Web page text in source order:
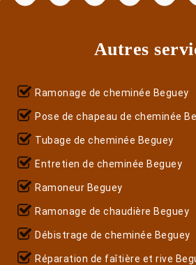
Autres
Ramonage de cheminée Beguey
Pose de chapeau de cheminée
Tubage de cheminée Beguey
Entretien de cheminée Beguey
Ramoneur Beguey
Ramonage de chaudière Beguey
Débistrage de cheminée Beguey
Réparation de faîtière et rive